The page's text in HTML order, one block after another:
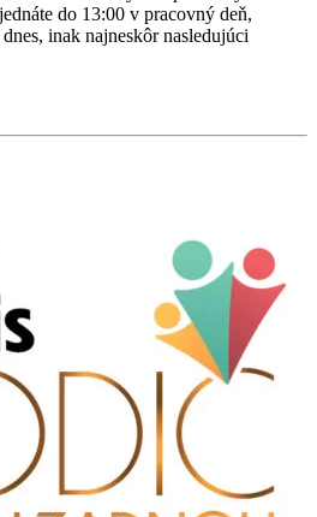
do 13:00 v pracovný deň,
inak najneskôr nasledujúci